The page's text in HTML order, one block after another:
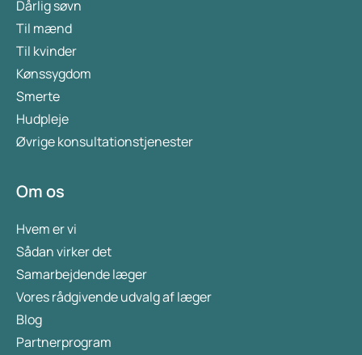
Dårlig søvn
Til mænd
Til kvinder
Kønssygdom
Smerte
Hudpleje
Øvrige konsultationstjenester
Om os
Hvem er vi
Sådan virker det
Samarbejdende læger
Vores rådgivende udvalg af læger
Blog
Partnerprogram